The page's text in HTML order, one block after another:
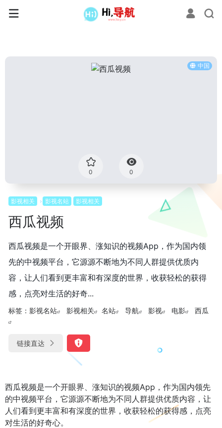
中国
0 0
影视相关 影视名站 影视相关
西瓜视频
西瓜视频是一个开眼界、涨知识的视频App，作为国内领
先的中视频平台，它源源不断地为不同人群提供优质内
容，让人们看到更丰富和有深度的世界，收获轻松的获得
感，点亮对生活的好奇...
标签： 影视名站 影视相关 名站 导航 影视 电影 西瓜
链接直达
西瓜视频是一个开眼界、涨知识的视频App，作为国内领先
的中视频平台，它源源不断地为不同人群提供优质内容，让
人们看到更丰富和有深度的世界，收获轻松的获得感，点亮
对生活的好奇心。